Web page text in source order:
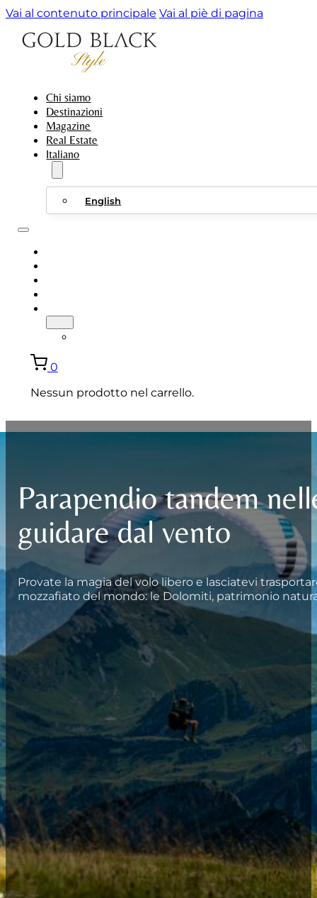
Vai al contenuto principale Vai al piè di pagina
Chi siamo
Destinazioni
Magazine
Real Estate
Italiano
English
0
Nessun prodotto nel carrello.
Parapendio tandem
guidare dal vento
Provate la magia del volo libero e lasciatevi
mozzafiato del mondo: le Dolomiti, patrimonio